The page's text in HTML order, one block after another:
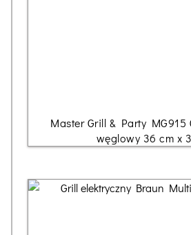
Master Grill & Party
węglowy 36 cm x